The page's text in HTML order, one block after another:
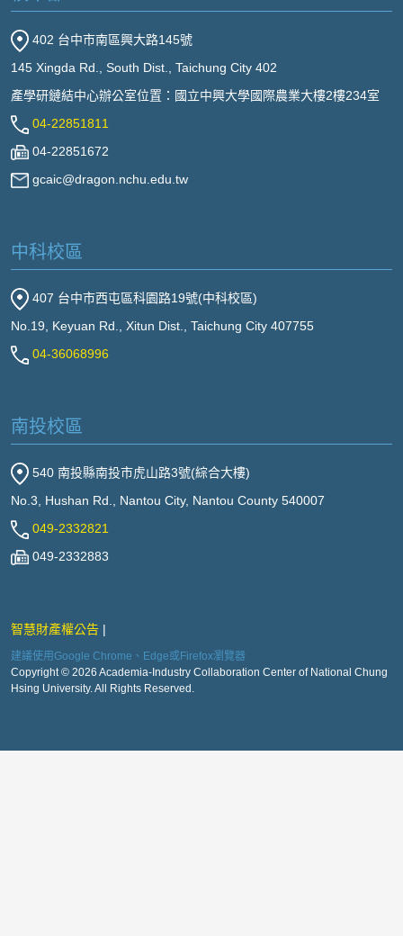
402 台中市南區興大路145號
145 Xingda Rd., South Dist., Taichung City 402
產學研鏈結中心辦公室位置：國立中興大學國際農業大樓2樓234室
04-22851811
04-22851672
gcaic@dragon.nchu.edu.tw
中科校區
407 台中市西屯區科園路19號(中科校區)
No.19, Keyuan Rd., Xitun Dist., Taichung City 407755
04-36068996
南投校區
540 南投縣南投市虎山路3號(綜合大樓)
No.3, Hushan Rd., Nantou City, Nantou County 540007
049-2332821
049-2332883
智慧財產權公告
建議使用Google Chrome、Edge或Firefox瀏覽器
Copyright © 2026 Academia-Industry Collaboration Center of National Chung
Hsing University. All Rights Reserved.